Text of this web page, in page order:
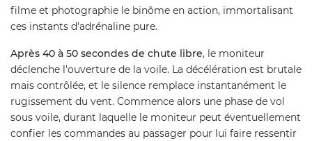
filme et photographie le binôme en action, immortalisant
ces instants d'adrénaline pure.
Après 40 à 50 secondes de chute libre, le moniteur
déclenche l'ouverture de la voile. La décélération est brutale
mais contrôlée, et le silence remplace instantanément le
rugissement du vent. Commence alors une phase de vol
sous voile, durant laquelle le moniteur peut éventuellement
confier les commandes au passager pour lui faire ressentir